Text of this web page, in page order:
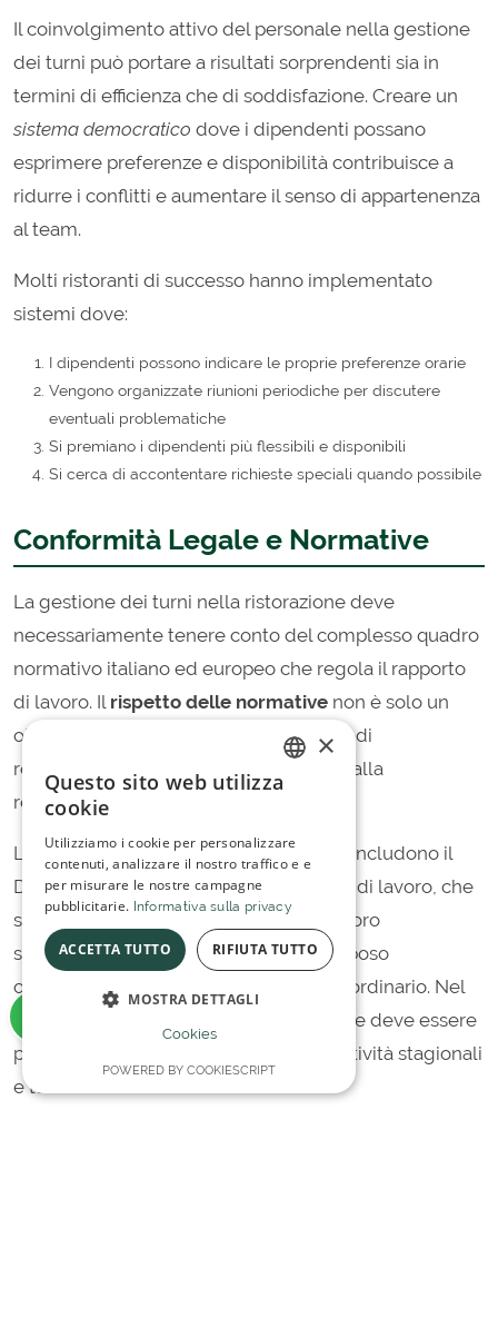
Il coinvolgimento attivo del personale nella gestione
dei turni può portare a risultati sorprendenti sia in
termini di efficienza che di soddisfazione. Creare un
sistema democratico dove i dipendenti possano
esprimere preferenze e disponibilità contribuisce a
ridurre i conflitti e aumentare il senso di appartenenza
al team.
Molti ristoranti di successo hanno implementato
sistemi dove:
I dipendenti possono indicare le proprie preferenze orarie
Vengono organizzate riunioni periodiche per discutere
eventuali problematiche
Si premiano i dipendenti più flessibili e disponibili
Si cerca di accontentare richieste speciali quando possibile
Conformità Legale e Normative
La gestione dei turni nella ristorazione deve
necessariamente tenere conto del complesso quadro
normativo italiano ed europeo che regola il rapporto
di lavoro. Il rispetto delle normative non è solo un
obbligo legale, ma anche un elemento di
responsabilità sociale che contribuisce alla
reputazione dell'azienda.
Le principali normative da considerare includono il
Decreto Legislativo 66/2003 sull'orario di lavoro, che
stabilisce limiti precisi per l'orario di lavoro
settimanale e giornaliero, i periodi di riposo
obbligatori e le regole per il lavoro straordinario. Nel
settore ristorativo, particolare attenzione deve essere
prestata alle deroghe previste per le attività stagionali
e turistiche.
×
Questo sito web utilizza
cookie
Utilizziamo i cookie per personalizzare
contenuti, analizzare il nostro traffico e e
per misurare le nostre campagne
pubblicitarie. Informativa sulla privacy
ACCETTA TUTTO RIFIUTA TUTTO
MOSTRA DETTAGLI
Cookies
POWERED BY COOKIESCRIPT